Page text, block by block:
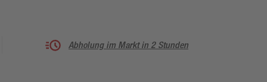
Abholung im Markt in 2 Stunden